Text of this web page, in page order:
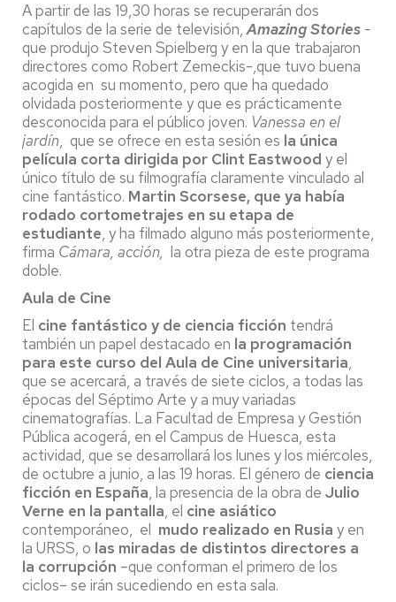
A partir de las 19,30 horas se recuperarán dos
capítulos de la serie de televisión,Amazing Stories -
que produjo Steven Spielberg y en la que trabajaron
directores como Robert Zemeckis-,que tuvo buena
acogida en su momento, pero que ha quedado
olvidada posteriormente y que es prácticamente
desconocida para el público joven. Vanessa en el
jardín, que se ofrece en esta sesión es la única
película corta dirigida por Clint Eastwood y el
único título de su filmografía claramente vinculado al
cine fantástico. Martin Scorsese, que ya había
rodado cortometrajes en su etapa de
estudiante, y ha filmado alguno más posteriormente,
firma Cámara, acción, la otra pieza de este programa
doble.
Aula de Cine
El cine fantástico y de ciencia ficción tendrá
también un papel destacado en la programación
para este curso del Aula de Cine universitaria,
que se acercará, a través de siete ciclos, a todas las
épocas del Séptimo Arte y a muy variadas
cinematografías. La Facultad de Empresa y Gestión
Pública acogerá, en el Campus de Huesca, esta
actividad, que se desarrollará los lunes y los miércoles,
de octubre a junio, a las 19 horas. El género de ciencia
ficción en España, la presencia de la obra de Julio
Verne en la pantalla, el cine asiático
contemporáneo, el mudo realizado en Rusia y en
la URSS, o las miradas de distintos directores a
la corrupción –que conforman el primero de los
ciclos– se irán sucediendo en esta sala.